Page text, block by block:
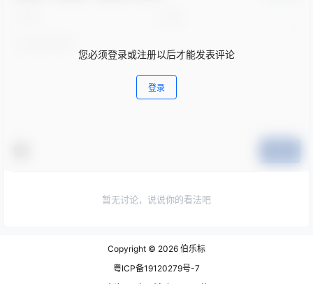
您必须登录或注册以后才能发表评论
登录
暂无讨论，说说你的看法吧
Copyright © 2026 伯乐标
粤ICP备19120279号-7